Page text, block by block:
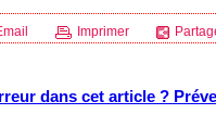
Imprimer
dans cet article ?